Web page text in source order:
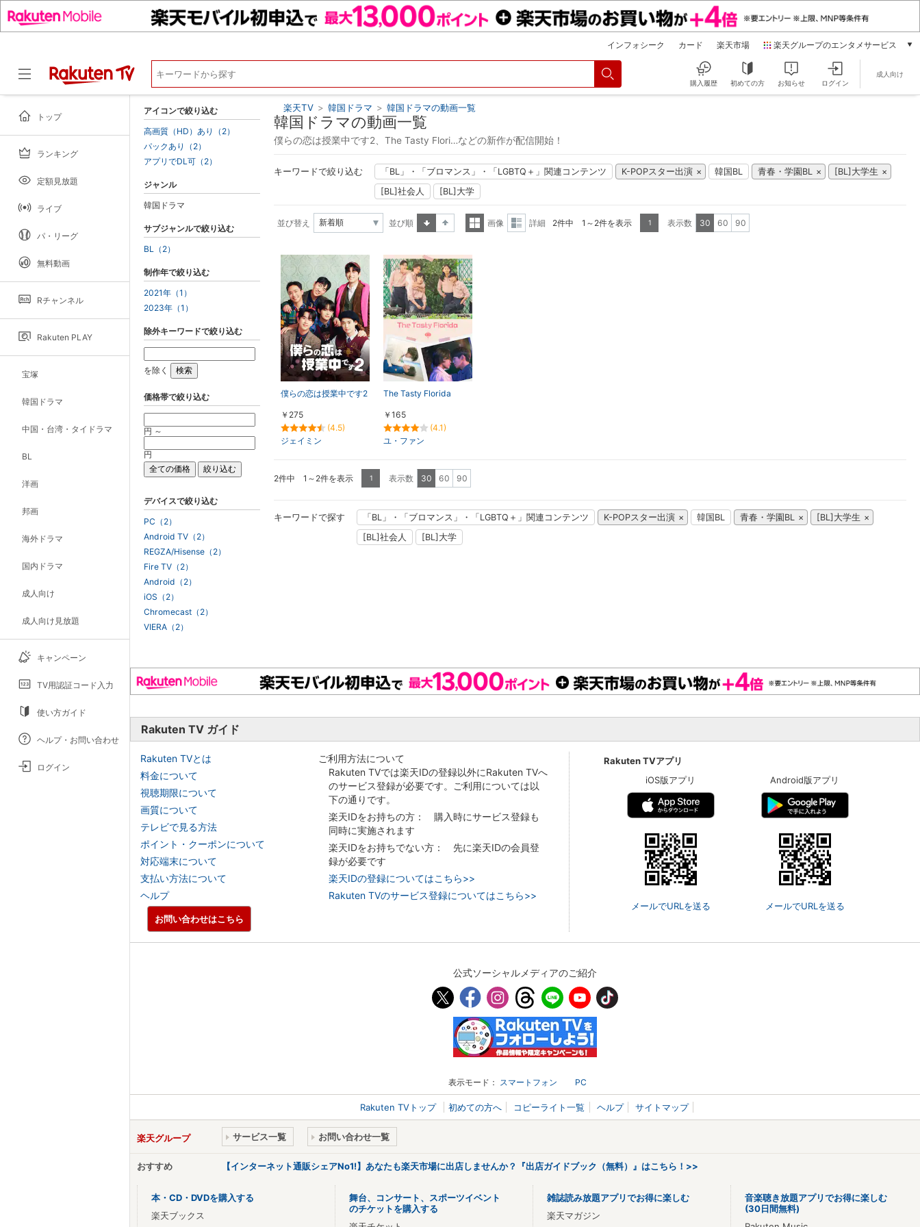
インフォシーク カード 楽天市場 楽天グループのエンタメサービス
本/ゲーム/CD/DVD
雑誌読み放題
楽天マガジン
動画配信
購入履歴 初めての方 お知らせ ログイン
成人向け
トップ
ランキング
定額見放題
ライブ
パ・リーグ
無料動画
Rチャンネル
Rakuten PLAY
宝塚
韓国ドラマ
中国・台湾・タイドラマ
BL
洋画
邦画
海外ドラマ
国内ドラマ
成人向け
成人向け見放題
キャンペーン
TV用認証コード入力
使い方ガイド
ヘルプ・お問い合わせ
ログイン
楽天TV > 韓国ドラマ > 韓国ドラマの動画一覧
韓国ドラマの動画一覧
僕らの恋は授業中です2、The Tasty Flori…などの新作が配信開始！
キーワードで絞り込む 「BL」・「ブロマンス」・「LGBTQ＋」関連コンテンツ K-POPスター出演 韓国BL 青春・学園BL
[BL]大学生
[BL]社会人
[BL]大学
並び替え
並び順
表示
画像
詳細 2件中 1～2件を表示 1 表示数 30 60 90
僕らの恋は授業中です2
￥275
(4.5)
ジェイミン
The Tasty Florida
￥165
(4.1)
ユ・ファン
2件中 1～2件を表示 1 表示数 30 60 90
キーワードで探す 「BL」・「ブロマンス」・「LGBTQ＋」関連コンテンツ K-POPスター出演 韓国BL 青春・学園BL
[BL]大学生
[BL]社会人
[BL]大学
アイコンで絞り込む
高画質（HD）あり（2）
パックあり（2）
アプリでDL可（2）
ジャンル
韓国ドラマ
サブジャンルで絞り込む
BL（2）
制作年で絞り込む
2021年（1）
2023年（1）
除外キーワードで絞り込む
を除く
価格帯で絞り込む
円 ～
円
デバイスで絞り込む
PC（2）
Android TV（2）
REGZA/Hisense（2）
Fire TV（2）
Android（2）
iOS（2）
Chromecast（2）
VIERA（2）
Rakuten TV ガイド
Rakuten TVとは
料金について
視聴期限について
画質について
テレビで見る方法
ポイント・クーポンについて
対応端末について
支払い方法について
ヘルプ
ご利用方法について
Rakuten TVでは楽天IDの登録以外にRakuten TVへ
のサービス登録が必要です。ご利用については以
下の通りです。
楽天IDをお持ちの方： 購入時にサービス登録も
同時に実施されます
楽天IDをお持ちでない方： 先に楽天IDの会員登
録が必要です
楽天IDの登録についてはこちら>>
Rakuten TVのサービス登録についてはこちら>>
Rakuten TVアプリ
iOS版アプリ
メールでURLを送る
Android版アプリ
メールでURLを送る
お問い合わせはこちら
公式ソーシャルメディアのご紹介
表示モード： スマートフォン PC
Rakuten TVトップ 初めての方へ コピーライト一覧 ヘルプ サイトマップ
楽天グループ サービス一覧 お問い合わせ一覧
おすすめ 【インターネット通販シェアNo1!】あなたも楽天市場に出店しませんか？『出店ガイドブック（無料）』はこちら！>>
本・CD・DVDを購入する
楽天ブックス
舞台、コンサート、スポーツイベント
のチケットを購入する
雑誌読み放題アプリでお得に楽しむ
楽天マガジン
音楽聴き放題アプリでお得に楽しむ
(30日間無料)